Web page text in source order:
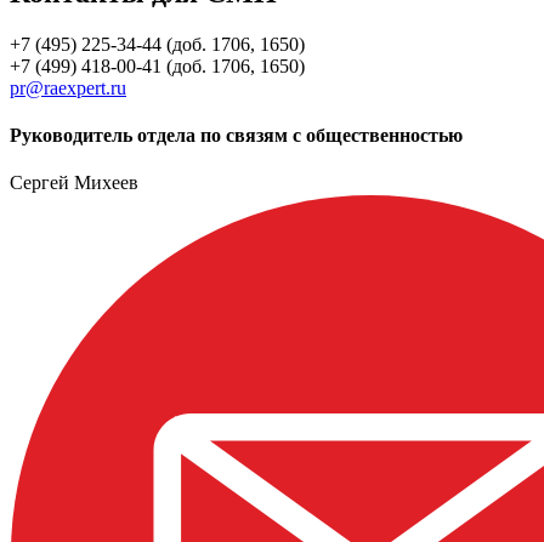
+7 (495) 225-34-44 (доб. 1706, 1650)
+7 (499) 418-00-41 (доб. 1706, 1650)
pr@raexpert.ru
Руководитель отдела по связям с общественностью
Сергей Михеев